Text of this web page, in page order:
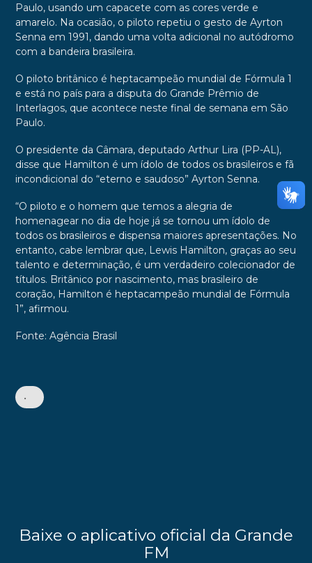
Paulo, usando um capacete com as cores verde e
amarelo. Na ocasião, o piloto repetiu o gesto de Ayrton
Senna em 1991, dando uma volta adicional no autódromo
com a bandeira brasileira.
O piloto britânico é heptacampeão mundial de Fórmula 1
e está no país para a disputa do Grande Prêmio de
Interlagos, que acontece neste final de semana em São
Paulo.
O presidente da Câmara, deputado Arthur Lira (PP-AL),
disse que Hamilton é um ídolo de todos os brasileiros e fã
incondicional do “eterno e saudoso” Ayrton Senna.
“O piloto e o homem que temos a alegria de
homenagear no dia de hoje já se tornou um ídolo de
todos os brasileiros e dispensa maiores apresentações. No
entanto, cabe lembrar que, Lewis Hamilton, graças ao seu
talento e determinação, é um verdadeiro colecionador de
títulos. Britânico por nascimento, mas brasileiro de
coração, Hamilton é heptacampeão mundial de Fórmula
1”, afirmou.
Fonte: Agência Brasil
•
Baixe o aplicativo oficial da Grande
FM